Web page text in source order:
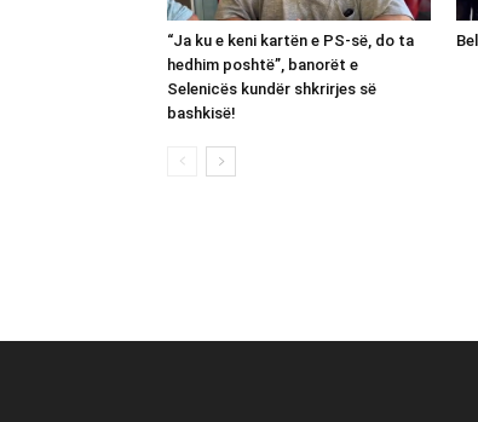
“Ja ku e keni kartën e PS-së, do ta
hedhim poshtë”, banorët e
Selenicës kundër shkrirjes së
bashkisë!